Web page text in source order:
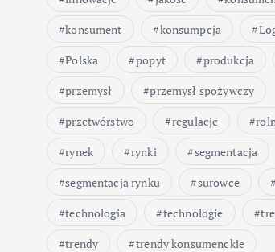
konsument
konsumpcja
Polska
popyt produkcja
przemysł
przemysł spożywczy
przetwórstwo
regulacje
rynek
rynki
segmentacja
segmentacja rynku
surowce
technologia
technologie
trendy
trendy konsumenckie